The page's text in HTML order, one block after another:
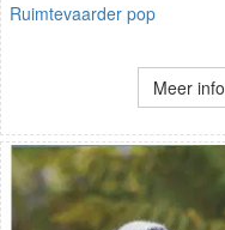
Ruimtevaarder pop
Meer info